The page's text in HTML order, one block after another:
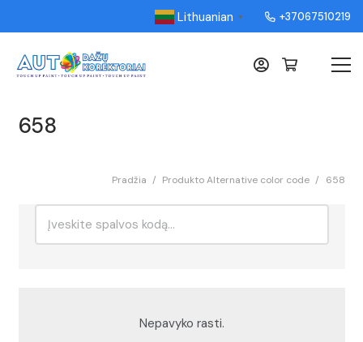
Lithuanian ▼ +37067510219
658
Pradžia / Produkto Alternative color code / 658
Nepavyko rasti.